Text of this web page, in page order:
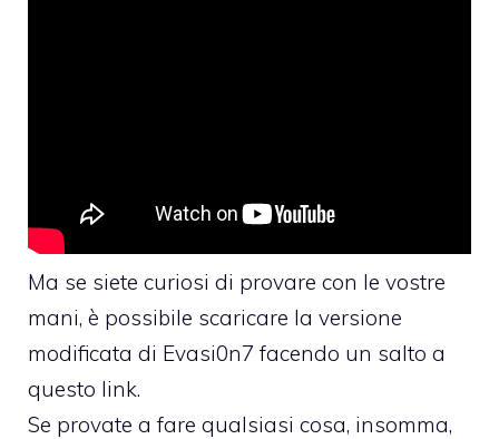
Ma se siete curiosi di provare con le vostre
mani, è possibile scaricare la versione
modificata di Evasi0n7 facendo un salto a
questo link.
Se provate a fare qualsiasi cosa, insomma,